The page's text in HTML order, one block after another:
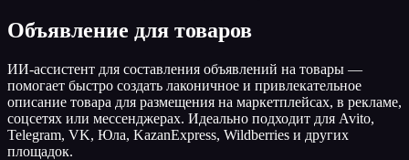
Объявление для товаров
ИИ-ассистент для составления объявлений на товары —
помогает быстро создать лаконичное и привлекательное
описание товара для размещения на маркетплейсах, в рекламе,
соцсетях или мессенджерах. Идеально подходит для Avito,
Telegram, VK, Юла, KazanExpress, Wildberries и других
площадок.